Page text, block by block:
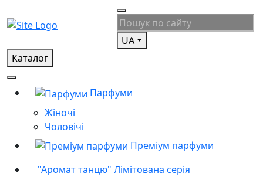
UA
Каталог
Парфуми
Жіночі
Чоловічі
Преміум парфуми
"Аромат танцю" Лімітована серія